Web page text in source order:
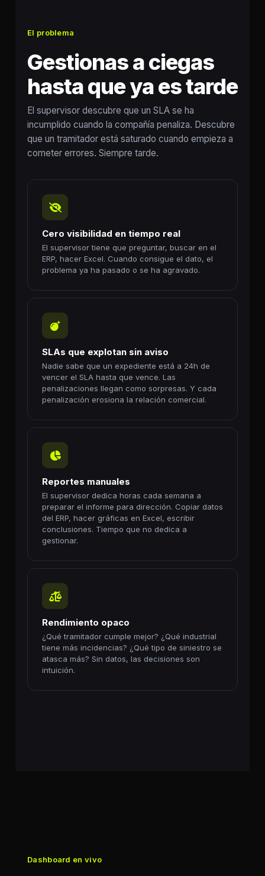
El problema
Gestionas a ciegas
hasta que ya es tarde
El supervisor descubre que un SLA se ha
incumplido cuando la compañía penaliza. Descubre
que un tramitador está saturado cuando empieza a
cometer errores. Siempre tarde.
Cero visibilidad en tiempo real
El supervisor tiene que preguntar, buscar en el
ERP, hacer Excel. Cuando consigue el dato, el
problema ya ha pasado o se ha agravado.
SLAs que explotan sin aviso
Nadie sabe que un expediente está a 24h de
vencer el SLA hasta que vence. Las
penalizaciones llegan como sorpresas. Y cada
penalización erosiona la relación comercial.
Reportes manuales
El supervisor dedica horas cada semana a
preparar el informe para dirección. Copiar datos
del ERP, hacer gráficas en Excel, escribir
conclusiones. Tiempo que no dedica a
gestionar.
Rendimiento opaco
¿Qué tramitador cumple mejor? ¿Qué industrial
tiene más incidencias? ¿Qué tipo de siniestro se
atasca más? Sin datos, las decisiones son
intuición.
Dashboard en vivo